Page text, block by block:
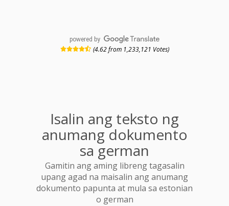
powered by
(4.62 from 1,233,121 Votes)
Isalin ang teksto ng
anumang dokumento
sa german
Gamitin ang aming libreng tagasalin
upang agad na maisalin ang anumang
dokumento papunta at mula sa estonian
o german